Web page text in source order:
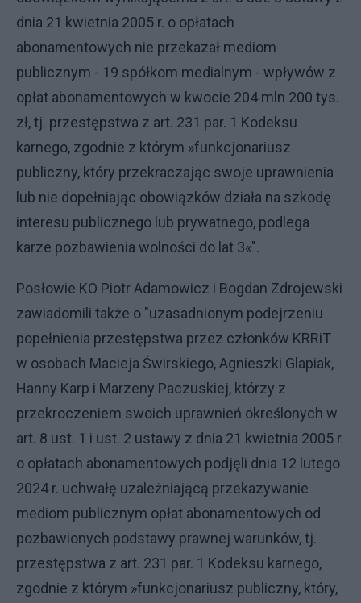
dnia 21 kwietnia 2005 r. o opłatach
abonamentowych nie przekazał mediom
publicznym - 19 spółkom medialnym - wpływów z
opłat abonamentowych w kwocie 204 mln 200 tys.
zł, tj. przestępstwa z art. 231 par. 1 Kodeksu
karnego, zgodnie z którym »funkcjonariusz
publiczny, który przekraczając swoje uprawnienia
lub nie dopełniając obowiązków działa na szkodę
interesu publicznego lub prywatnego, podlega
karze pozbawienia wolności do lat 3«".
Posłowie KO Piotr Adamowicz i Bogdan Zdrojewski
zawiadomili także o "uzasadnionym podejrzeniu
popełnienia przestępstwa przez członków KRRiT
w osobach Macieja Świrskiego, Agnieszki Glapiak,
Hanny Karp i Marzeny Paczuskiej, którzy z
przekroczeniem swoich uprawnień określonych w
art. 8 ust. 1 i ust. 2 ustawy z dnia 21 kwietnia 2005 r.
o opłatach abonamentowych podjęli dnia 12 lutego
2024 r. uchwałę uzależniającą przekazywanie
mediom publicznym opłat abonamentowych od
pozbawionych podstawy prawnej warunków, tj.
przestępstwa z art. 231 par. 1 Kodeksu karnego,
zgodnie z którym »funkcjonariusz publiczny, który,